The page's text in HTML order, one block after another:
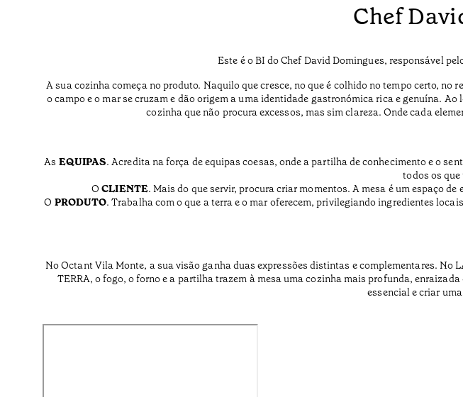
Chef
Este é o BI do Chef David Domingues, responsável
A sua cozinha começa no produto. Naquilo que cresce, no que é colhido no tempo certo,
o campo e o mar se cruzam e dão origem a uma identidade gastronómica rica e genuína.
cozinha que não procura excessos, mas sim clareza. Onde cada
As EQUIPAS. Acredita na força de equipas coesas, onde a partilha de conhecimento e o
todos os
OCLIENTE. Mais do que servir, procura criar momentos. A mesa é um espaço
O PRODUTO. Trabalha com o que a terra e o mar oferecem, privilegiando ingredientes
No Octant Vila Monte, a sua visão ganha duas expressões distintas e complementares. No
TERRA, o fogo, o forno e a partilha trazem à mesa uma cozinha mais profunda,
essencial e criar